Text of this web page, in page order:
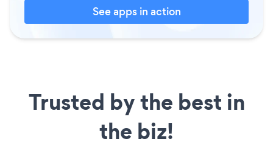
See apps in action
Trusted by the best in
the biz!